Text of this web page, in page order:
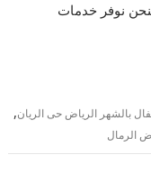
نوفر خدمات
بالشهر الرياض حى الريان,
الرمال